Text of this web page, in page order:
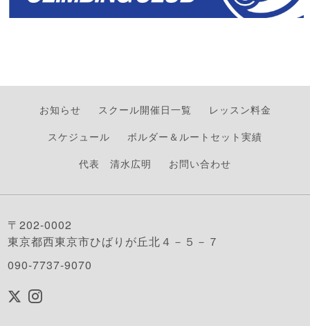
お知らせ スクール開催日一覧
レッスン料金
スケジュール
ボルダー＆ルートセット実績
代表 清水広明
お問い合わせ
〒202-0002
東京都西東京市ひばりが丘北４－５－７
090-7737-9070